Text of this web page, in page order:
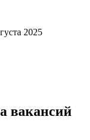
2025
вакансий